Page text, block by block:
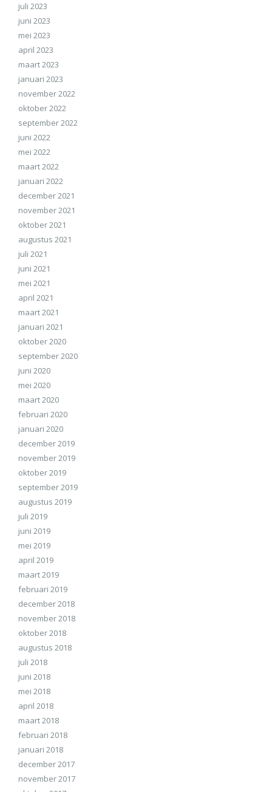
juli 2023
juni 2023
mei 2023
april 2023
maart 2023
januari 2023
november 2022
oktober 2022
september 2022
juni 2022
mei 2022
maart 2022
januari 2022
december 2021
november 2021
oktober 2021
augustus 2021
juli 2021
juni 2021
mei 2021
april 2021
maart 2021
januari 2021
oktober 2020
september 2020
juni 2020
mei 2020
maart 2020
februari 2020
januari 2020
december 2019
november 2019
oktober 2019
september 2019
augustus 2019
juli 2019
juni 2019
mei 2019
april 2019
maart 2019
februari 2019
december 2018
november 2018
oktober 2018
augustus 2018
juli 2018
juni 2018
mei 2018
april 2018
maart 2018
februari 2018
januari 2018
december 2017
november 2017